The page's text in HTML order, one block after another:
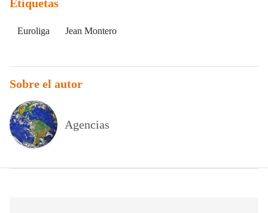
Etiquetas
Euroliga Jean Montero
Sobre el autor
Agencias